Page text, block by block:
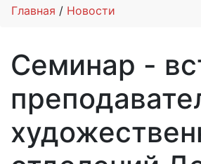
Главная Новости
Cеминар -